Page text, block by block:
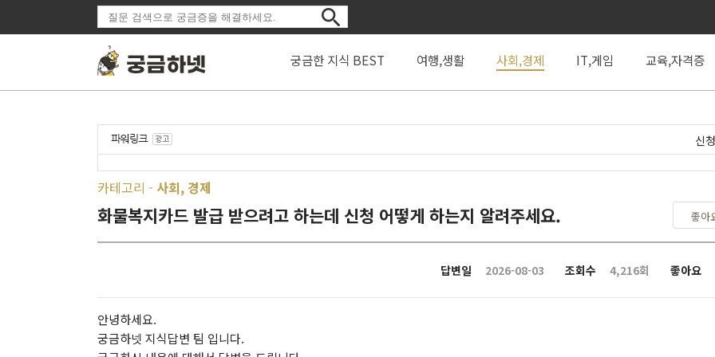
궁금한 지식 BEST 여행,생활 사회,경제 IT,게임 교육,자격증
신
카테고리 - 사회, 경제
화물복지카드 발급 받으려고 하는데 신청 어떻게 하는지 알려주세요. 좋아
답변일 2026-08-03 조회수 4,216회 좋아요
안녕하세요.
궁금하넷 지식답변 팀 입니다.